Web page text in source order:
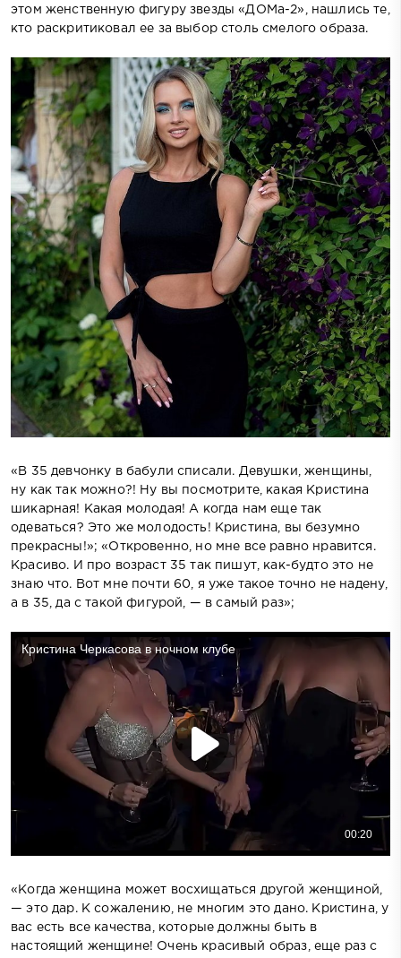
этом женственную фигуру звезды «ДОМа-2», нашлись те,
кто раскритиковал ее за выбор столь смелого образа.
«В 35 девчонку в бабули списали. Девушки, женщины,
ну как так можно?! Ну вы посмотрите, какая Кристина
шикарная! Какая молодая! А когда нам еще так
одеваться? Это же молодость! Кристина, вы безумно
прекрасны!»; «Откровенно, но мне все равно нравится.
Красиво. И про возраст 35 так пишут, как-будто это не
знаю что. Вот мне почти 60, я уже такое точно не надену,
а в 35, да с такой фигурой, — в самый раз»;
«Когда женщина может восхищаться другой женщиной,
— это дар. К сожалению, не многим это дано. Кристина, у
вас есть все качества, которые должны быть в
настоящий женщине! Очень красивый образ, еще раз с